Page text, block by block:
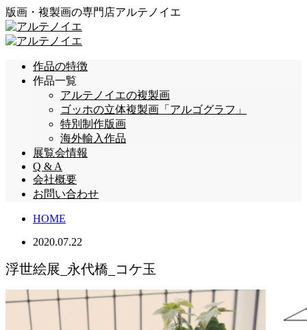
版画・複製画の専門店アルテノイエ
作品の特徴
作品一覧
アルテノイエの複製画
ゴッホの立体複製画「アルゴグラフ」
特別制作版画
海外輸入作品
展覧会情報
Q & A
会社概要
お問い合わせ
HOME
2020.07.22
浮世絵展_永代橋_コケ玉